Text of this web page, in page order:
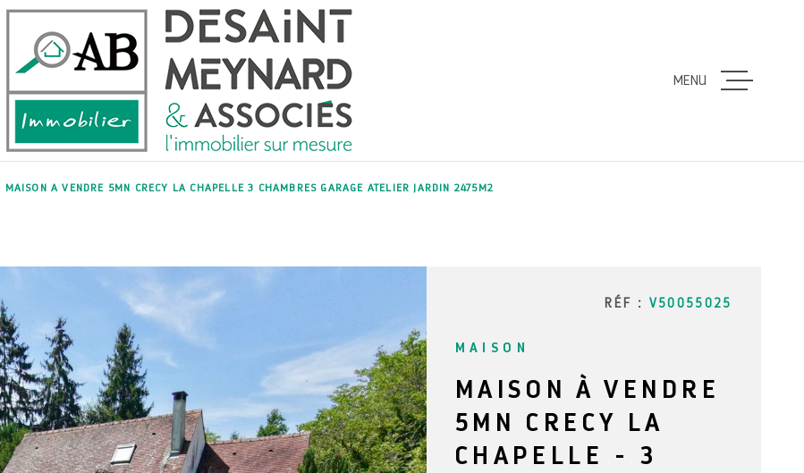
VENTES
MENU
MAISON A VENDRE 5MN CRECY LA CHAPELLE 3 CHAMBRES GARAGE ATELIER JARDIN 2475M2
RÉF : V50055025
MAISON
MAISON À VENDRE
5MN CRECY LA
CHAPELLE - 3